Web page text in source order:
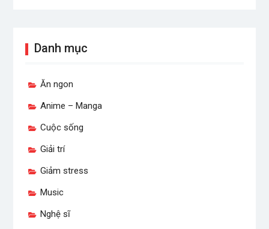
Danh mục
Ăn ngon
Anime – Manga
Cuộc sống
Giải trí
Giảm stress
Music
Nghệ sĩ